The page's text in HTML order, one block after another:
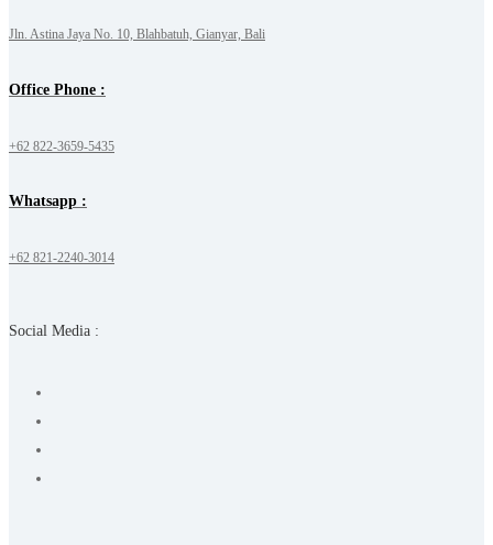
Jln. Astina Jaya No. 10, Blahbatuh, Gianyar, Bali
Office Phone :
+62 822-3659-5435
Whatsapp :
+62 821-2240-3014
Social Media :